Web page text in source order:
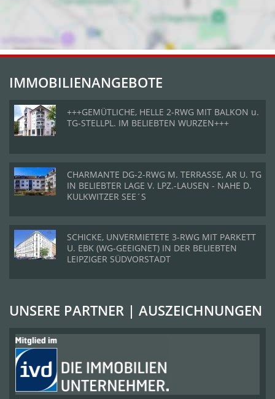
IMMOBILIENANGEBOTE
+++GEMÜTLICHE, HELLE 2-RWG MIT BALKON u.
TG-STELLPL. IM BELIEBTEN WURZEN+++
CHARMANTE DG-2-RWG M. TERRASSE, AR U. TG
IN BELIEBTER LAGE V. LPZ.-LAUSEN - NAHE D.
KULKWITZER SEE´S
SCHICKE, UNVERMIETETE 3-RWG MIT PARKETT
U. EBK (WG-GEEIGNET) IN DER BELIEBTEN
LEIPZIGER SÜDVORSTADT
UNSERE PARTNER | AUSZEICHNUNGEN